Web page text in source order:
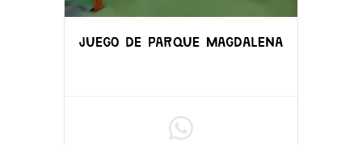
JUEGO DE PARQUE MAGDALENA